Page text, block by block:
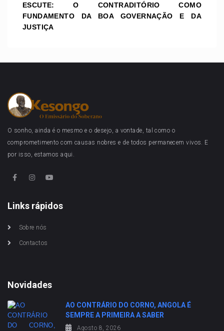
ESCUTE: O CONTRADITÓRIO COMO
FUNDAMENTO DA BOA GOVERNAÇÃO E DA
JUSTIÇA
O sonho, ainda é o mesmo e o desejo, a vontade, tal como o
comprometimento com causas nobres e de todos permanecem vivos. E
por isso, estamos aqui.
Links rápidos
Sobre nós
Contactos
Novidades
AO CONTRÁRIO DO CORNO, ANGOLA É
SEMPRE A PRIMEIRA A SABER
Agosto 8, 2026